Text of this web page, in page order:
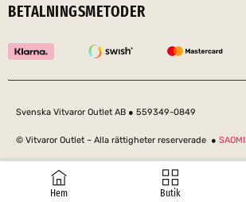
Hem Butik
BETALNINGSMETODER
Svenska Vitvaror Outlet AB ● 559349-0849
© Vitvaror Outlet – Alla rättigheter reserverade ●